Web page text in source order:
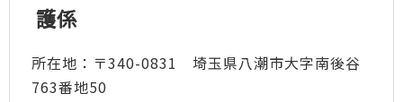
護係
所在地：〒340-0831 埼玉県八潮市大字南後谷
763番地50